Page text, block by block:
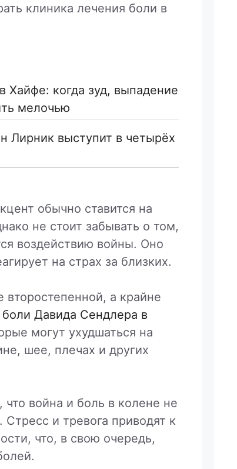
клиника лечения боли в
Хайфе: когда зуд, выпадение
мелочью
Лирник выступит в четырёх
обычно ставится на
не стоит забывать о том,
воздействию войны. Оно
на страх за близких.
второстепенной, а крайне
Давида Сендлера в
могут ухудшаться на
шее, плечах и других
война и боль в колене не
и тревога приводят к
что, в свою очередь,